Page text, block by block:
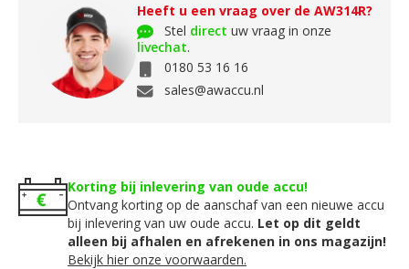
Heeft u een vraag over de AW314R?
Stel direct uw vraag in onze
livechat.
0180 53 16 16
sales@awaccu.nl
Korting bij inlevering van oude accu!
Ontvang korting op de aanschaf van een nieuwe accu
bij inlevering van uw oude accu. Let op dit geldt
alleen bij afhalen en afrekenen in ons magazijn!
Bekijk hier onze voorwaarden.